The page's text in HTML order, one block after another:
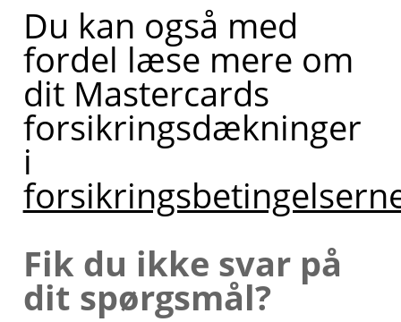
Du kan også med
fordel læse mere om
dit Mastercards
forsikringsdækninger
i
Fik du ikke svar på
dit spørgsmål?